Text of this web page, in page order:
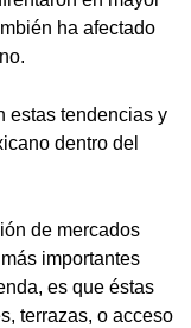
ha afectado
estas tendencias y
dentro del
de mercados
importantes
es que éstas
terrazas, o acceso